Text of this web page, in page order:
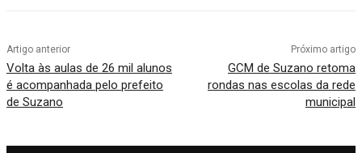
Artigo anterior
Volta às aulas de 26 mil alunos
é acompanhada pelo prefeito
de Suzano
Próximo artigo
GCM de Suzano retoma
rondas nas escolas da rede
municipal